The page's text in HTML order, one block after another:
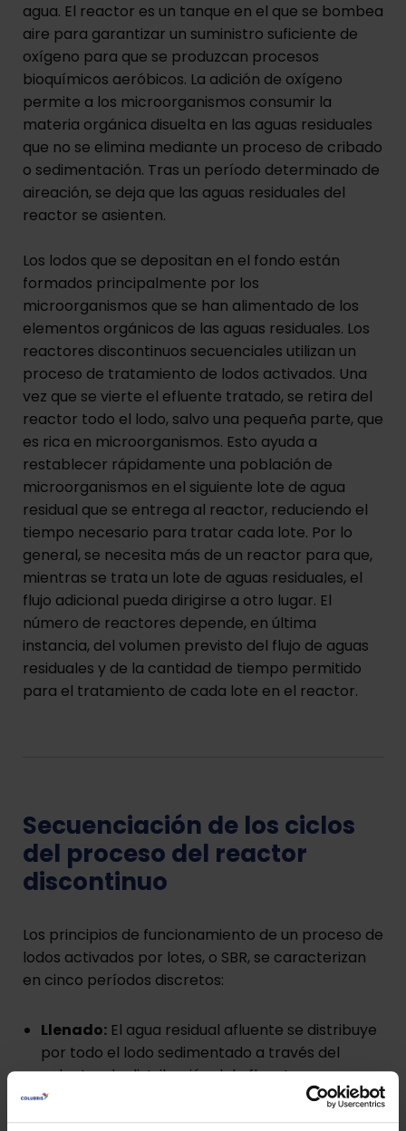
agua. El reactor es un tanque en el que se bombea
aire para garantizar un suministro suficiente de
oxígeno para que se produzcan procesos
bioquímicos aeróbicos. La adición de oxígeno
permite a los microorganismos consumir la
materia orgánica disuelta en las aguas residuales
que no se elimina mediante un proceso de cribado
o sedimentación. Tras un período determinado de
aireación, se deja que las aguas residuales del
reactor se asienten.
Los lodos que se depositan en el fondo están
formados principalmente por los
microorganismos que se han alimentado de los
elementos orgánicos de las aguas residuales. Los
reactores discontinuos secuenciales utilizan un
proceso de tratamiento de lodos activados. Una
vez que se vierte el efluente tratado, se retira del
reactor todo el lodo, salvo una pequeña parte, que
es rica en microorganismos. Esto ayuda a
restablecer rápidamente una población de
microorganismos en el siguiente lote de agua
residual que se entrega al reactor, reduciendo el
tiempo necesario para tratar cada lote. Por lo
general, se necesita más de un reactor para que,
mientras se trata un lote de aguas residuales, el
flujo adicional pueda dirigirse a otro lugar. El
número de reactores depende, en última
instancia, del volumen previsto del flujo de aguas
residuales y de la cantidad de tiempo permitido
para el tratamiento de cada lote en el reactor.
Secuenciación de los ciclos
del proceso del reactor
discontinuo
Los principios de funcionamiento de un proceso de
lodos activados por lotes, o SBR, se caracterizan
en cinco períodos discretos:
Llenado: El agua residual afluente se distribuye
por todo el lodo sedimentado a través del
colector de distribución del afluente para
proporcionar un buen contacto entre los
microorganismos y el sustrato. El afluente